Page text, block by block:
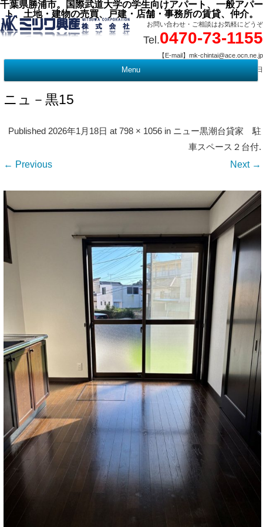
千葉県勝浦市。国際武道大学の学生向けアパート、一般アパー
ト、土地・建物の売買、戸建・店舗・事務所の賃貸、仲介。
お問い合わせ・ご相談はお気軽にどうぞ
Tel.0470-73-1155
【E-mail】mk-chintai@ace.ocn.ne.jp
【営業時間】09:00 ～ 17:15 【定 休 日】水曜・祭日
Menu
ニュ－黒15
Published2026年1月18日 at798 × 1056 in ニュー黒潮台貸家 駐
車スペース２台付.
← Previous Next →